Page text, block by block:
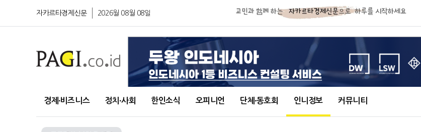
자카르타경제신문 2026월 08월 08일
경제∙비즈니스 정치∙사회 한인소식 오피니언 단체∙동호회 인니정보 커뮤니티